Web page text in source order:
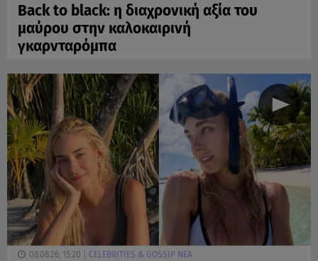
Back to black: η διαχρονική αξία του
μαύρου στην καλοκαιρινή
γκαρνταρόμπα
08.08.26, 15:20 CELEBRITIES & GOSSIP ΝΕΑ